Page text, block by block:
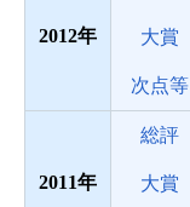
2012 大賞
次点等
2011
総評
大賞